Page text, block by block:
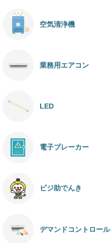
空気清浄機
業務用エアコン
LED
電子ブレーカー
ビジ助でんき
デマンドコントロール